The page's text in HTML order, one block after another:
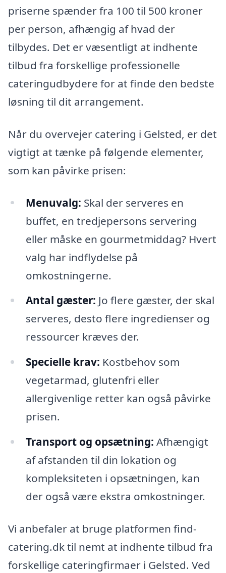
priserne spænder fra 100 til 500 kroner
per person, afhængig af hvad der
tilbydes. Det er væsentligt at indhente
tilbud fra forskellige professionelle
cateringudbydere for at finde den bedste
løsning til dit arrangement.
Når du overvejer catering i Gelsted, er det
vigtigt at tænke på følgende elementer,
som kan påvirke prisen:
Menuvalg: Skal der serveres en
buffet, en tredjepersons servering
eller måske en gourmetmiddag? Hvert
valg har indflydelse på
omkostningerne.
Antal gæster: Jo flere gæster, der skal
serveres, desto flere ingredienser og
ressourcer kræves der.
Specielle krav: Kostbehov som
vegetarmad, glutenfri eller
allergivenlige retter kan også påvirke
prisen.
Transport og opsætning: Afhængigt
af afstanden til din lokation og
kompleksiteten i opsætningen, kan
der også være ekstra omkostninger.
Vi anbefaler at bruge platformen find-
catering.dk til nemt at indhente tilbud fra
forskellige cateringfirmaer i Gelsted. Ved